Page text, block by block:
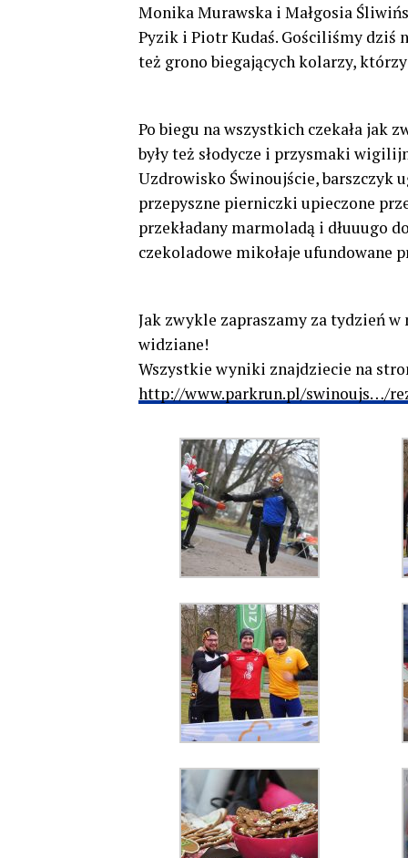
Monika Murawska i Małgosia
Pyzik i Piotr Kudaś. Gościliśmy dziś
też grono biegających kolarzy,
Po biegu na wszystkich czekała jak
były też słodycze i przysmaki
Uzdrowisko Świnoujście, barszczyk
przepyszne pierniczki upieczone
przekładany marmoladą i dłuuugo
czekoladowe mikołaje ufundowane
Jak zwykle zapraszamy za tydzień
widziane!
Wszystkie wyniki znajdziecie na
http://www.parkrun.pl/swinoujs…/